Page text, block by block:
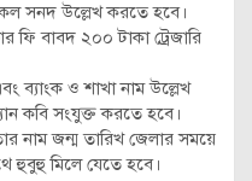
সকল সনদ উল্লেখ করতে হবে।
ফি বাবদ ২০০ টাকা ট্রেজারি
ব্যাংক ও শাখা নাম উল্লেখ
কবি সংযুক্ত করতে হবে।
নাম জন্ম তারিখ জেলার সময়ে
হুবুহু মিলে যেতে হবে।